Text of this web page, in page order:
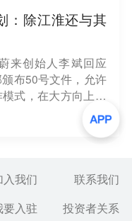
：除江淮还与其
来创始人李斌回应
布50号文件，允许
式，在大方向上来
创新的模式。李斌
式去进行以后的产品
淮这一家合作，以后
入我们
联系我们
入驻 投资者关系